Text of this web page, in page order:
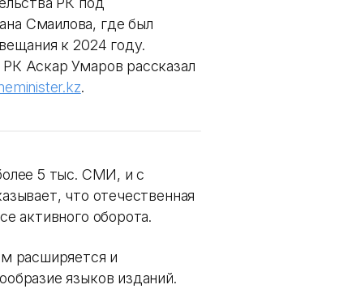
Смаилова, где был
к 2024 году.
Аскар Умаров рассказал
.
5 тыс. СМИ, и с
что отечественная
активного оборота.
расширяется и
языков изданий.